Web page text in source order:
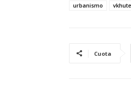
urbanismo
Cuota